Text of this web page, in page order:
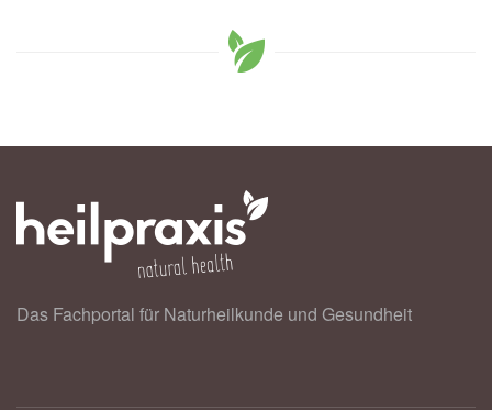
Das Fachportal für Naturheilkunde und Gesundheit